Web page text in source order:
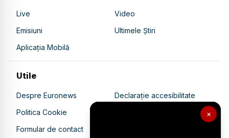
×
Live
Video
Emisiuni
Ultimele Știri
Aplicația Mobilă
Utile
Despre Euronews
Declarație accesibilitate
Politica Cookie
Politica de confidențialitate
Formular de contact